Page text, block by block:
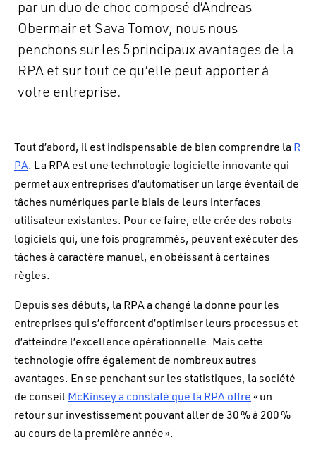
par un duo de choc composé d’Andreas
Obermair et Sava Tomov, nous nous
penchons sur les 5 principaux avantages de la
RPA et sur tout ce qu’elle peut apporter à
votre entreprise.
Tout d’abord, il est indispensable de bien comprendre la R
PA . La RPA est une technologie logicielle innovante qui
permet aux entreprises d’automatiser un large éventail de
tâches numériques par le biais de leurs interfaces
utilisateur existantes. Pour ce faire, elle crée des robots
logiciels qui, une fois programmés, peuvent exécuter des
tâches à caractère manuel, en obéissant à certaines
règles.
Depuis ses débuts, la RPA a changé la donne pour les
entreprises qui s’efforcent d’optimiser leurs processus et
d’atteindre l’excellence opérationnelle. Mais cette
technologie offre également de nombreux autres
avantages. En se penchant sur les statistiques, la société
de conseil McKinsey a constaté que la RPA offre« un
retour sur investissement pouvant aller de 30 % à 200 %
au cours de la première année ».